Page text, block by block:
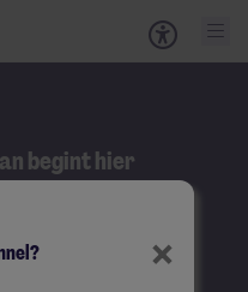
begint hier
×